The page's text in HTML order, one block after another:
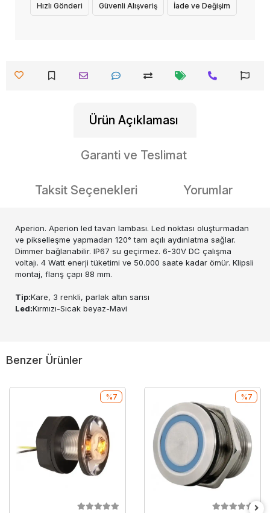
Hızlı Gönderi Güvenli Alışveriş İade ve Değişim
Ürün Açıklaması
Garanti ve Teslimat
Taksit Seçenekleri Yorumlar
Aperion. Aperion led tavan lambası. Led noktası oluşturmadan
ve pikselleşme yapmadan 120° tam açılı aydınlatma sağlar.
Dimmer bağlanabilir. IP67 su geçirmez. 6-30V DC çalışma
voltajı. 4 Watt enerji tüketimi ve 50.000 saate kadar ömür. Klipsli
montaj, flanş çapı 88 mm.
Tip:Kare, 3 renkli, parlak altın sarısı
Led:Kırmızı-Sıcak beyaz-Mavi
Benzer Ürünler
%7 %7